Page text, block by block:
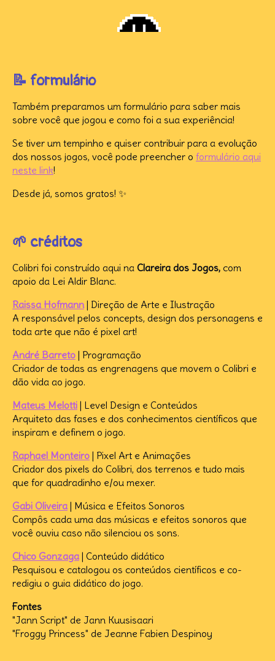
📝 formulário
Também preparamos um formulário para saber mais
sobre você que jogou e como foi a sua experiência!
Se tiver um tempinho e quiser contribuir para a evolução
dos nossos jogos, você pode preencher o formulário aqui
neste link!
Desde já, somos gratos! ✨
🌱 créditos
Colibri foi construído aqui na Clareira dos Jogos, com
apoio da Lei Aldir Blanc.
Raissa Hofmann| Direção de Arte e Ilustração
A responsável pelos concepts, design dos personagens e
toda arte que não é pixel art!
André Barreto | Programação
Criador de todas as engrenagens que movem o Colibri e
dão vida ao jogo.
Mateus Melotti | Level Design e Conteúdos
Arquiteto das fases e dos conhecimentos científicos que
inspiram e definem o jogo.
Raphael Monteiro | Pixel Art e Animações
Criador dos pixels do Colibri, dos terrenos e tudo mais
que for quadradinho e/ou mexer.
Gabi Oliveira | Música e Efeitos Sonoros
Compôs cada uma das músicas e efeitos sonoros que
você ouviu caso não silenciou os sons.
Chico Gonzaga | Conteúdo didático
Pesquisou e catalogou os conteúdos científicos e co-
redigiu o guia didático do jogo.
Fontes
"Jann Script" de Jann Kuusisaari
"Froggy Princess" de Jeanne Fabien Despinoy